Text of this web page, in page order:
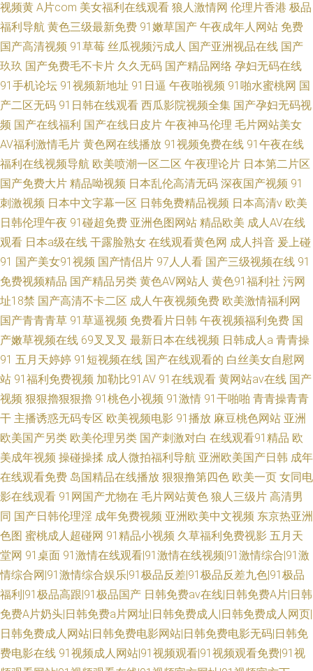
视频黄 A片com 美女福利在线观看 狼人激情网 伦理片香港 极品
福利导航 黄色三级最新免费 91嫩草国产 午夜成年人网站 免费
国产高清视频 91草莓 丝瓜视频污成人 国产亚洲视品在线 国产
玖玖 国产免费毛不卡片 久久无码 国产精品网络 孕妇无码在线
91手机论坛 91视频新地址 91日逼 午夜啪视频 91啪水蜜桃网 国
产二区无码 91日韩在线观看 西瓜影院视频全集 国产孕妇无码视
频 国产在线福利 国产在线日皮片 午夜神马伦理 毛片网站美女
AV福利激情毛片 黄色网在线播放 91视频免费在线 91午夜在线
福利在线视频导航 欧美喷潮一区二区 午夜理论片 日本第二片区
国产免费大片 精品呦视频 日本乱伦高清无码 深夜国产视频 91
刺激视频 日本中文字幕一区 日韩免费精品视频 日本高清v 欧美
日韩伦理午夜 91碰超免费 亚洲色图网站 精品欧美 成人AV在线
观看 日本a级在线 干露脸熟女 在线观看黄色网 成人抖音 爰上碰
91 国产美女91视频 国产情侣片 97人人看 国产三级视频在线 91
免费视频精品 国产精品另类 黄色AV网站人 黄色91福利社 污网
址18禁 国产高清不卡二区 成人午夜视频免费 欧美激情福利网
国产青青青草 91草逼视频 免费看片日韩 午夜视频福利免费 国
产嫩草视频在线 69叉叉叉 最新日本在线视频 日韩成人a 青青操
91 五月天婷婷 91短视频在线 国产在线观看的 白丝美女自慰网
站 91福利免费视频 加勒比91AV 91在线观看 黄网站av在线 国产
视频 狠狠擼狠狠擼 91桃色小视频 91激情 91干啪啪 青青操青青
干 主播诱惑无码专区 欧美视频电影 91播放 麻豆桃色网站 亚洲
欧美国产另类 欧美伦理另类 国产刺激对白 在线观看91精品 欧
美成年视频 操碰操揉 成人微拍福利导航 亚洲欧美国产日韩 成年
在线观看免费 岛国精品在线播放 狠狠撸第四色 欧美一页 女同电
影在线观看 91网国产尤物在 毛片网站黄色 狼人三级片 高清男
同 国产日韩伦理淫 成年免费视频 亚洲欧美中文视频 东京热亚洲
色图 蜜桃成人超碰网 91精品小视频 久草福利免费视影 五月天
堂网 91桌面 91激情在线观看|91激情在线视频|91激情综合|91激
情综合网|91激情综合娱乐|91极品反差|91极品反差九色|91极品
福利|91极品高跟|91极品国产 日韩免费av在线|日韩免费A片|日韩
免费A片奶头|日韩免费a片网址|日韩免费成人|日韩免费成人网页|
日韩免费成人网站|日韩免费电影网站|日韩免费电影无码|日韩免
费电影在线 91视频成人网站|91视频观看|91视频观看免费|91视